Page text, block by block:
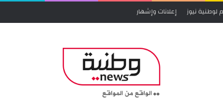
لوطنية نيوز إعلانات وإشهار